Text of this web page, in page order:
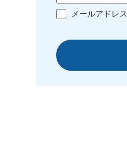
メールアドレ